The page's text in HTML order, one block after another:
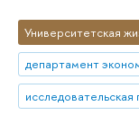
Университетская
департамент
исследовательская